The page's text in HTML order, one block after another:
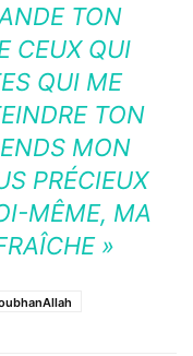
TON
CEUX QUI
QUI ME
TON
MON
PRÉCIEUX
MÊME, MA
»